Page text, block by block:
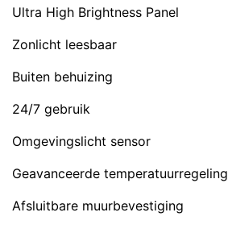
Ultra High Brightness Panel
Zonlicht leesbaar
Buiten behuizing
24/7 gebruik
Omgevingslicht sensor
Geavanceerde temperatuurregeling
Afsluitbare muurbevestiging